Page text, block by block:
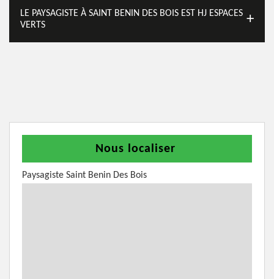
LE PAYSAGISTE À SAINT BENIN DES BOIS EST HJ ESPACES
VERTS
Nous localiser
Paysagiste Saint Benin Des Bois